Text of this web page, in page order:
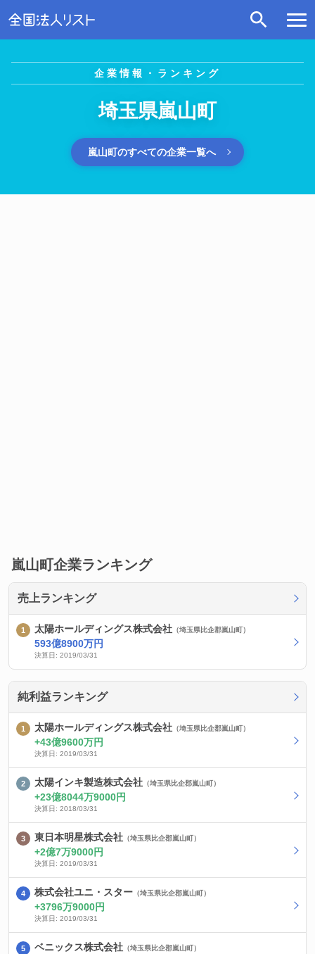
企業情報・ランキング
埼玉県嵐山町
嵐山町のすべての企業一覧へ
嵐山町企業ランキング
売上ランキング
太陽ホールディングス株式会社 （埼玉県比企郡嵐山町）
593億8900万円
決算日: 2019/03/31
純利益ランキング
太陽ホールディングス株式会社 （埼玉県比企郡嵐山町）
43億9600万円
決算日: 2019/03/31
太陽インキ製造株式会社 （埼玉県比企郡嵐山町）
23億8044万9000円
決算日: 2018/03/31
東日本明星株式会社 （埼玉県比企郡嵐山町）
2億7万9000円
決算日: 2019/03/31
株式会社ユニ・スター （埼玉県比企郡嵐山町）
3796万9000円
決算日: 2019/03/31
ベニックス株式会社 （埼玉県比企郡嵐山町）